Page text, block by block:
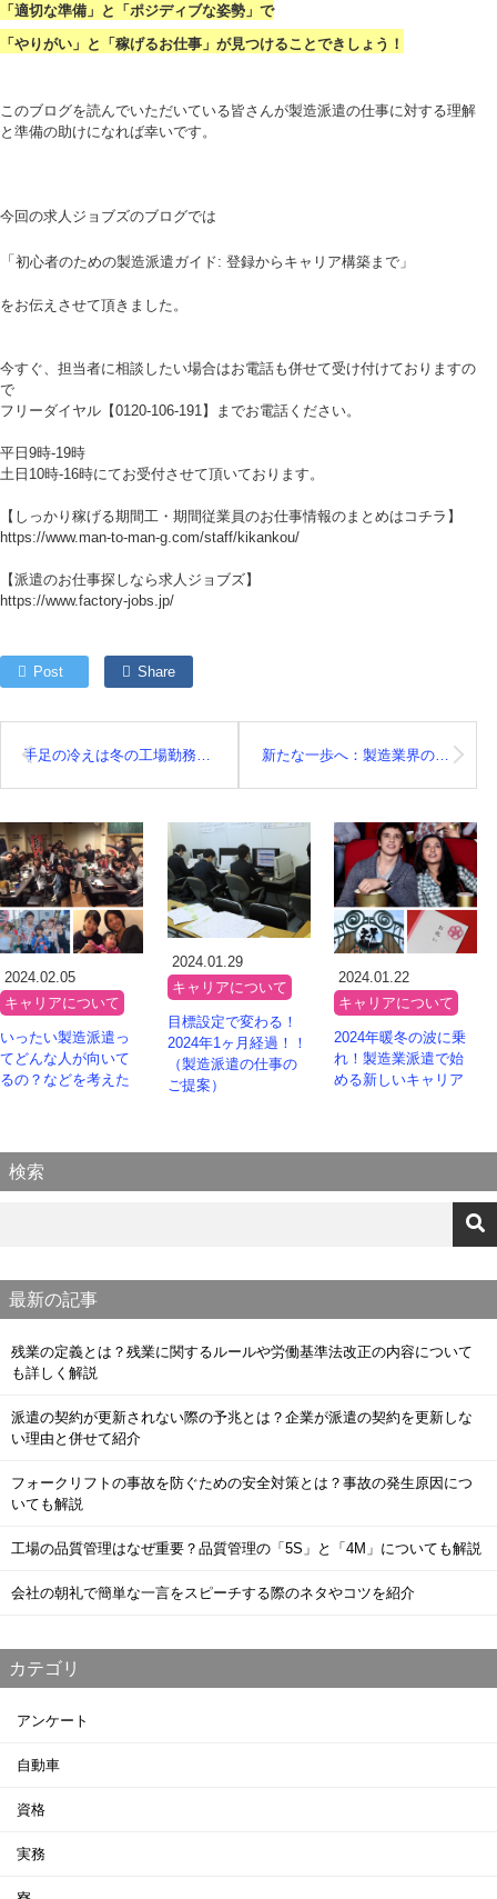
「適切な準備」と「ポジディブな姿勢」で
「やりがい」と「稼げるお仕事」が見つけることできしょう！
このブログを読んでいただいている皆さんが製造派遣の仕事に対する理解
と準備の助けになれば幸いです。
今回の求人ジョブズのブログでは
「初心者のための製造派遣ガイド: 登録からキャリア構築まで」
をお伝えさせて頂きました。
今すぐ、担当者に相談したい場合はお電話も併せて受け付けておりますの
で
フリーダイヤル【0120-106-191】までお電話ください。
平日9時-19時
土日10時-16時にてお受付させて頂いております。
【しっかり稼げる期間工・期間従業員のお仕事情報のまとめはコチラ】
https://www.man-to-man-g.com/staff/kikankou/
【派遣のお仕事探しなら求人ジョブズ】
https://www.factory-jobs.jp/
Post Share
手足の冷えは冬の工場勤務の天敵！徹底対策ガイド 新たな一歩へ：製造業界の2023年の成長と2024年への道
2024.02.05
キャリアについて
いったい製造派遣っ
てどんな人が向いて
るの？などを考えた
2024.01.29
キャリアについて
目標設定で変わる！
2024年1ヶ月経過！！
（製造派遣の仕事の
ご提案）
2024.01.22
キャリアについて
2024年暖冬の波に乗
れ！製造業派遣で始
める新しいキャリア
検索
最新の記事
残業の定義とは？残業に関するルールや労働基準法改正の内容について
も詳しく解説
派遣の契約が更新されない際の予兆とは？企業が派遣の契約を更新しな
い理由と併せて紹介
フォークリフトの事故を防ぐための安全対策とは？事故の発生原因につ
いても解説
工場の品質管理はなぜ重要？品質管理の「5S」と「4M」についても解説
会社の朝礼で簡単な一言をスピーチする際のネタやコツを紹介
カテゴリ
アンケート
自動車
資格
実務